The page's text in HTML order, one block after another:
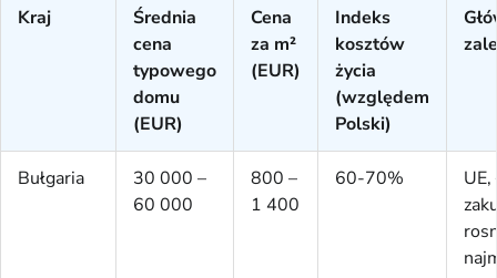
Kraj
Średnia
cena
typowego
domu
(EUR)
Cena
za m²
(EUR)
Indeks
kosztów
życia
(względem
Polski)
Bułgaria
30 000 –
60 000
800 –
1 400
60-70%
UE,